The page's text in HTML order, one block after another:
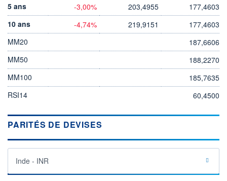
5 ans
-3,00% 203,4955
177,4603
10 ans
-4,74% 219,9151
177,4603
MM20
187,6606
MM50
188,2270
MM100
185,7635
RSI14
60,4500
PARITÉS DE DEVISES
Inde - INR